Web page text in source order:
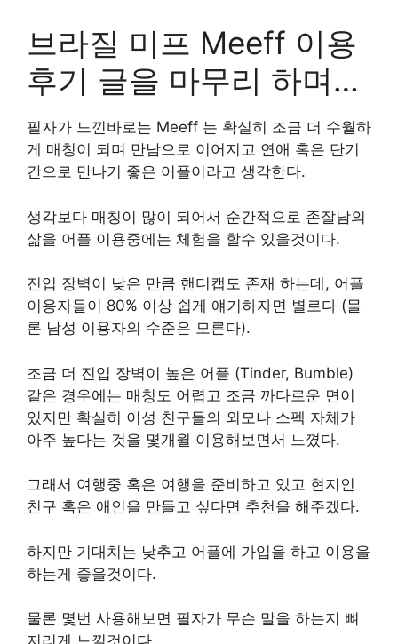
브라질 미프 Meeff 이용
후기 글을 마무리 하며…
필자가 느낀바로는 Meeff 는 확실히 조금 더 수월하
게 매칭이 되며 만남으로 이어지고 연애 혹은 단기
간으로 만나기 좋은 어플이라고 생각한다.
생각보다 매칭이 많이 되어서 순간적으로 존잘남의
삶을 어플 이용중에는 체험을 할수 있을것이다.
진입 장벽이 낮은 만큼 핸디캡도 존재 하는데, 어플
이용자들이 80% 이상 쉽게 얘기하자면 별로다 (물
론 남성 이용자의 수준은 모른다).
조금 더 진입 장벽이 높은 어플 (Tinder, Bumble)
같은 경우에는 매칭도 어렵고 조금 까다로운 면이
있지만 확실히 이성 친구들의 외모나 스펙 자체가
아주 높다는 것을 몇개월 이용해보면서 느꼈다.
그래서 여행중 혹은 여행을 준비하고 있고 현지인
친구 혹은 애인을 만들고 싶다면 추천을 해주겠다.
하지만 기대치는 낮추고 어플에 가입을 하고 이용을
하는게 좋을것이다.
물론 몇번 사용해보면 필자가 무슨 말을 하는지 뼈